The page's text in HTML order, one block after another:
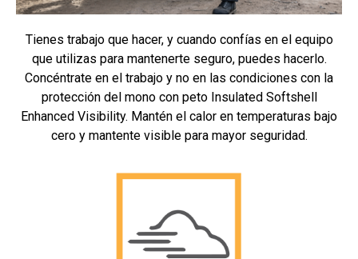
Tienes trabajo que hacer, y cuando confías en el equipo
que utilizas para mantenerte seguro, puedes hacerlo.
Concéntrate en el trabajo y no en las condiciones con la
protección del mono con peto Insulated Softshell
Enhanced Visibility. Mantén el calor en temperaturas bajo
cero y mantente visible para mayor seguridad.